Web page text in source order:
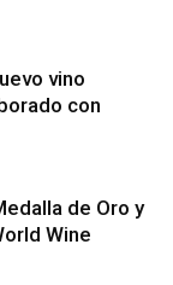
vino
con
de Oro y
Wine